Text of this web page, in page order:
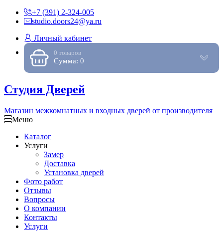
+7 (391) 2-324-005
studio.doors24@ya.ru
Личный кабинет
0 товаров
Сумма: 0
Студия Дверей
Магазин межкомнатных и входных дверей от производителя
Меню
Каталог
Услуги
Замер
Доставка
Установка дверей
Фото работ
Отзывы
Вопросы
О компании
Контакты
Услуги